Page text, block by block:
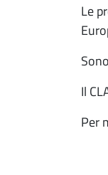
Le
Il
Per